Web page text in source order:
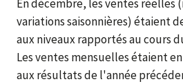
En décembre, les ventes réelles
variations saisonnières) étaient
aux niveaux rapportés au cours
Les ventes mensuelles étaient
aux résultats de l'année